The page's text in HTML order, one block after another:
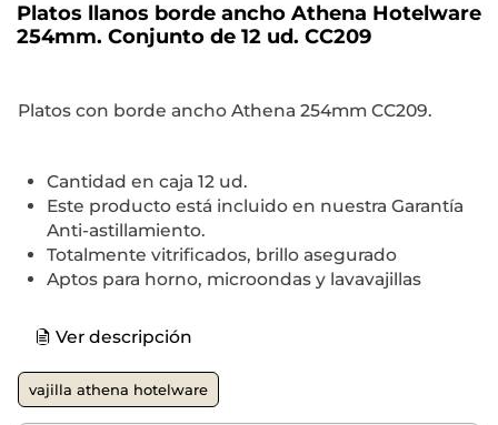
Platos llanos borde ancho Athena Hotelware
254mm. Conjunto de 12 ud. CC209
Platos con borde ancho Athena 254mm CC209.
Cantidad en caja 12 ud.
Este producto está incluido en nuestra Garantía
Anti-astillamiento.
Totalmente vitrificados, brillo asegurado
Aptos para horno, microondas y lavavajillas
Ver descripción
vajilla athena hotelware